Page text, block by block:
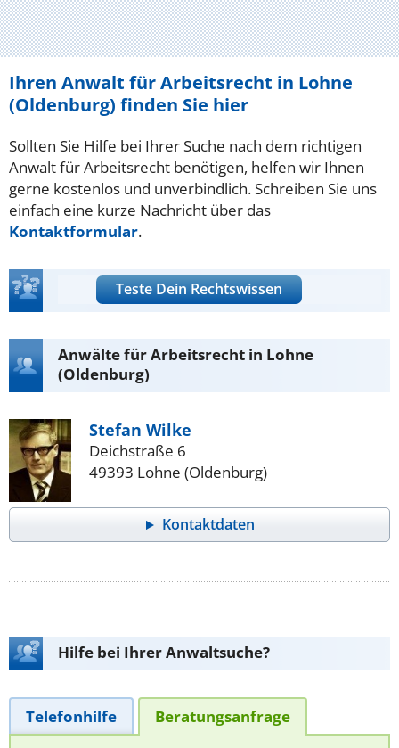
Ihren Anwalt für Arbeitsrecht in Lohne
(Oldenburg) finden Sie hier
Sollten Sie Hilfe bei Ihrer Suche nach dem richtigen
Anwalt für Arbeitsrecht benötigen, helfen wir Ihnen
gerne kostenlos und unverbindlich. Schreiben Sie uns
einfach eine kurze Nachricht über das
Kontaktformular.
Teste Dein Rechtswissen
Anwälte für Arbeitsrecht in Lohne
(Oldenburg)
Stefan Wilke
Deichstraße 6
49393 Lohne (Oldenburg)
Kontaktdaten
Hilfe bei Ihrer Anwaltsuche?
Telefonhilfe Beratungsanfrage